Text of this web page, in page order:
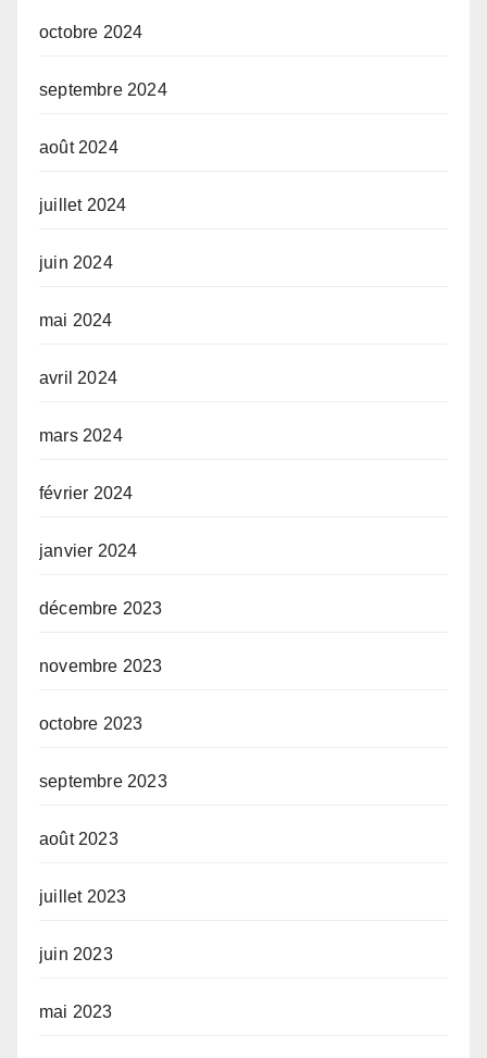
octobre 2024
septembre 2024
août 2024
juillet 2024
juin 2024
mai 2024
avril 2024
mars 2024
février 2024
janvier 2024
décembre 2023
novembre 2023
octobre 2023
septembre 2023
août 2023
juillet 2023
juin 2023
mai 2023